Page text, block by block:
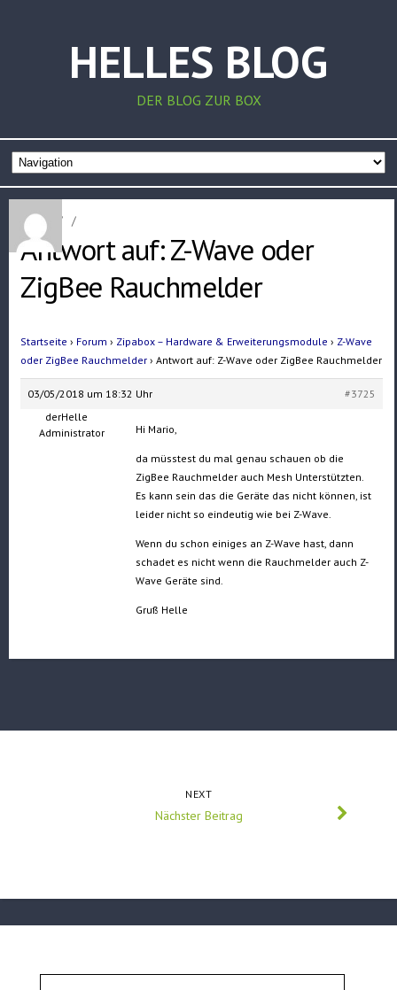
HELLES BLOG
DER BLOG ZUR BOX
Home / /
Antwort auf: Z-Wave oder
ZigBee Rauchmelder
Startseite › Forum › Zipabox – Hardware & Erweiterungsmodule › Z-Wave
oder ZigBee Rauchmelder › Antwort auf: Z-Wave oder ZigBee Rauchmelder
03/05/2018 um 18:32 Uhr
#3725
derHelle
Administrator
Hi Mario,
da müsstest du mal genau schauen ob die
ZigBee Rauchmelder auch Mesh Unterstützten.
Es kann sein das die Geräte das nicht können, ist
leider nicht so eindeutig wie bei Z-Wave.
Wenn du schon einiges an Z-Wave hast, dann
schadet es nicht wenn die Rauchmelder auch Z-
Wave Geräte sind.
Gruß Helle
NEXT
Nächster Beitrag
nach: